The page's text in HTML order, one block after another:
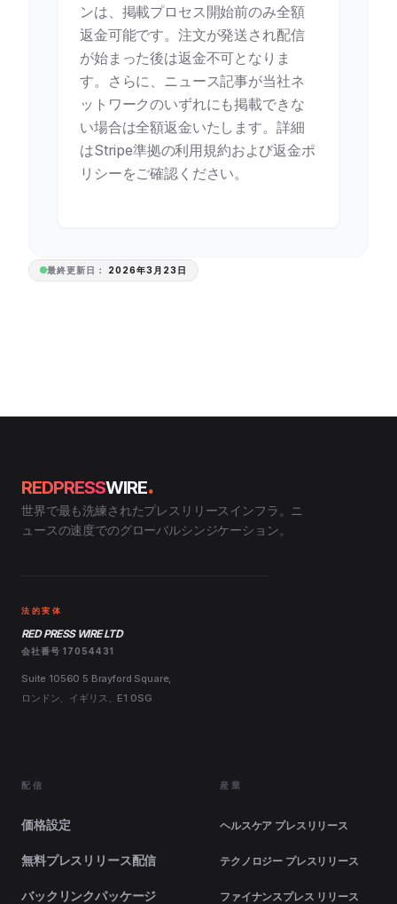
ンは、掲載プロセス開始前のみ全額
返金可能です。注文が発送され配信
が始まった後は返金不可となりま
す。さらに、ニュース記事が当社ネ
ットワークのいずれにも掲載できな
い場合は全額返金いたします。詳細
はStripe準拠の利用規約および返金ポ
リシーをご確認ください。
最終更新日： 2026年3月23日
REDPRESSWIRE.
世界で最も洗練されたプレスリリースインフラ。ニ
ュースの速度でのグローバルシンジケーション。
法的実体
RED PRESS WIRE LTD
会社番号 17054431
Suite 10560 5 Brayford Square,
ロンドン、イギリス、E1 0SG
配信
価格設定
無料プレスリリース配信
バックリンクパッケージ
産業
ヘルスケア プレスリリース
テクノロジー プレスリリース
ファイナンスプレス リリース